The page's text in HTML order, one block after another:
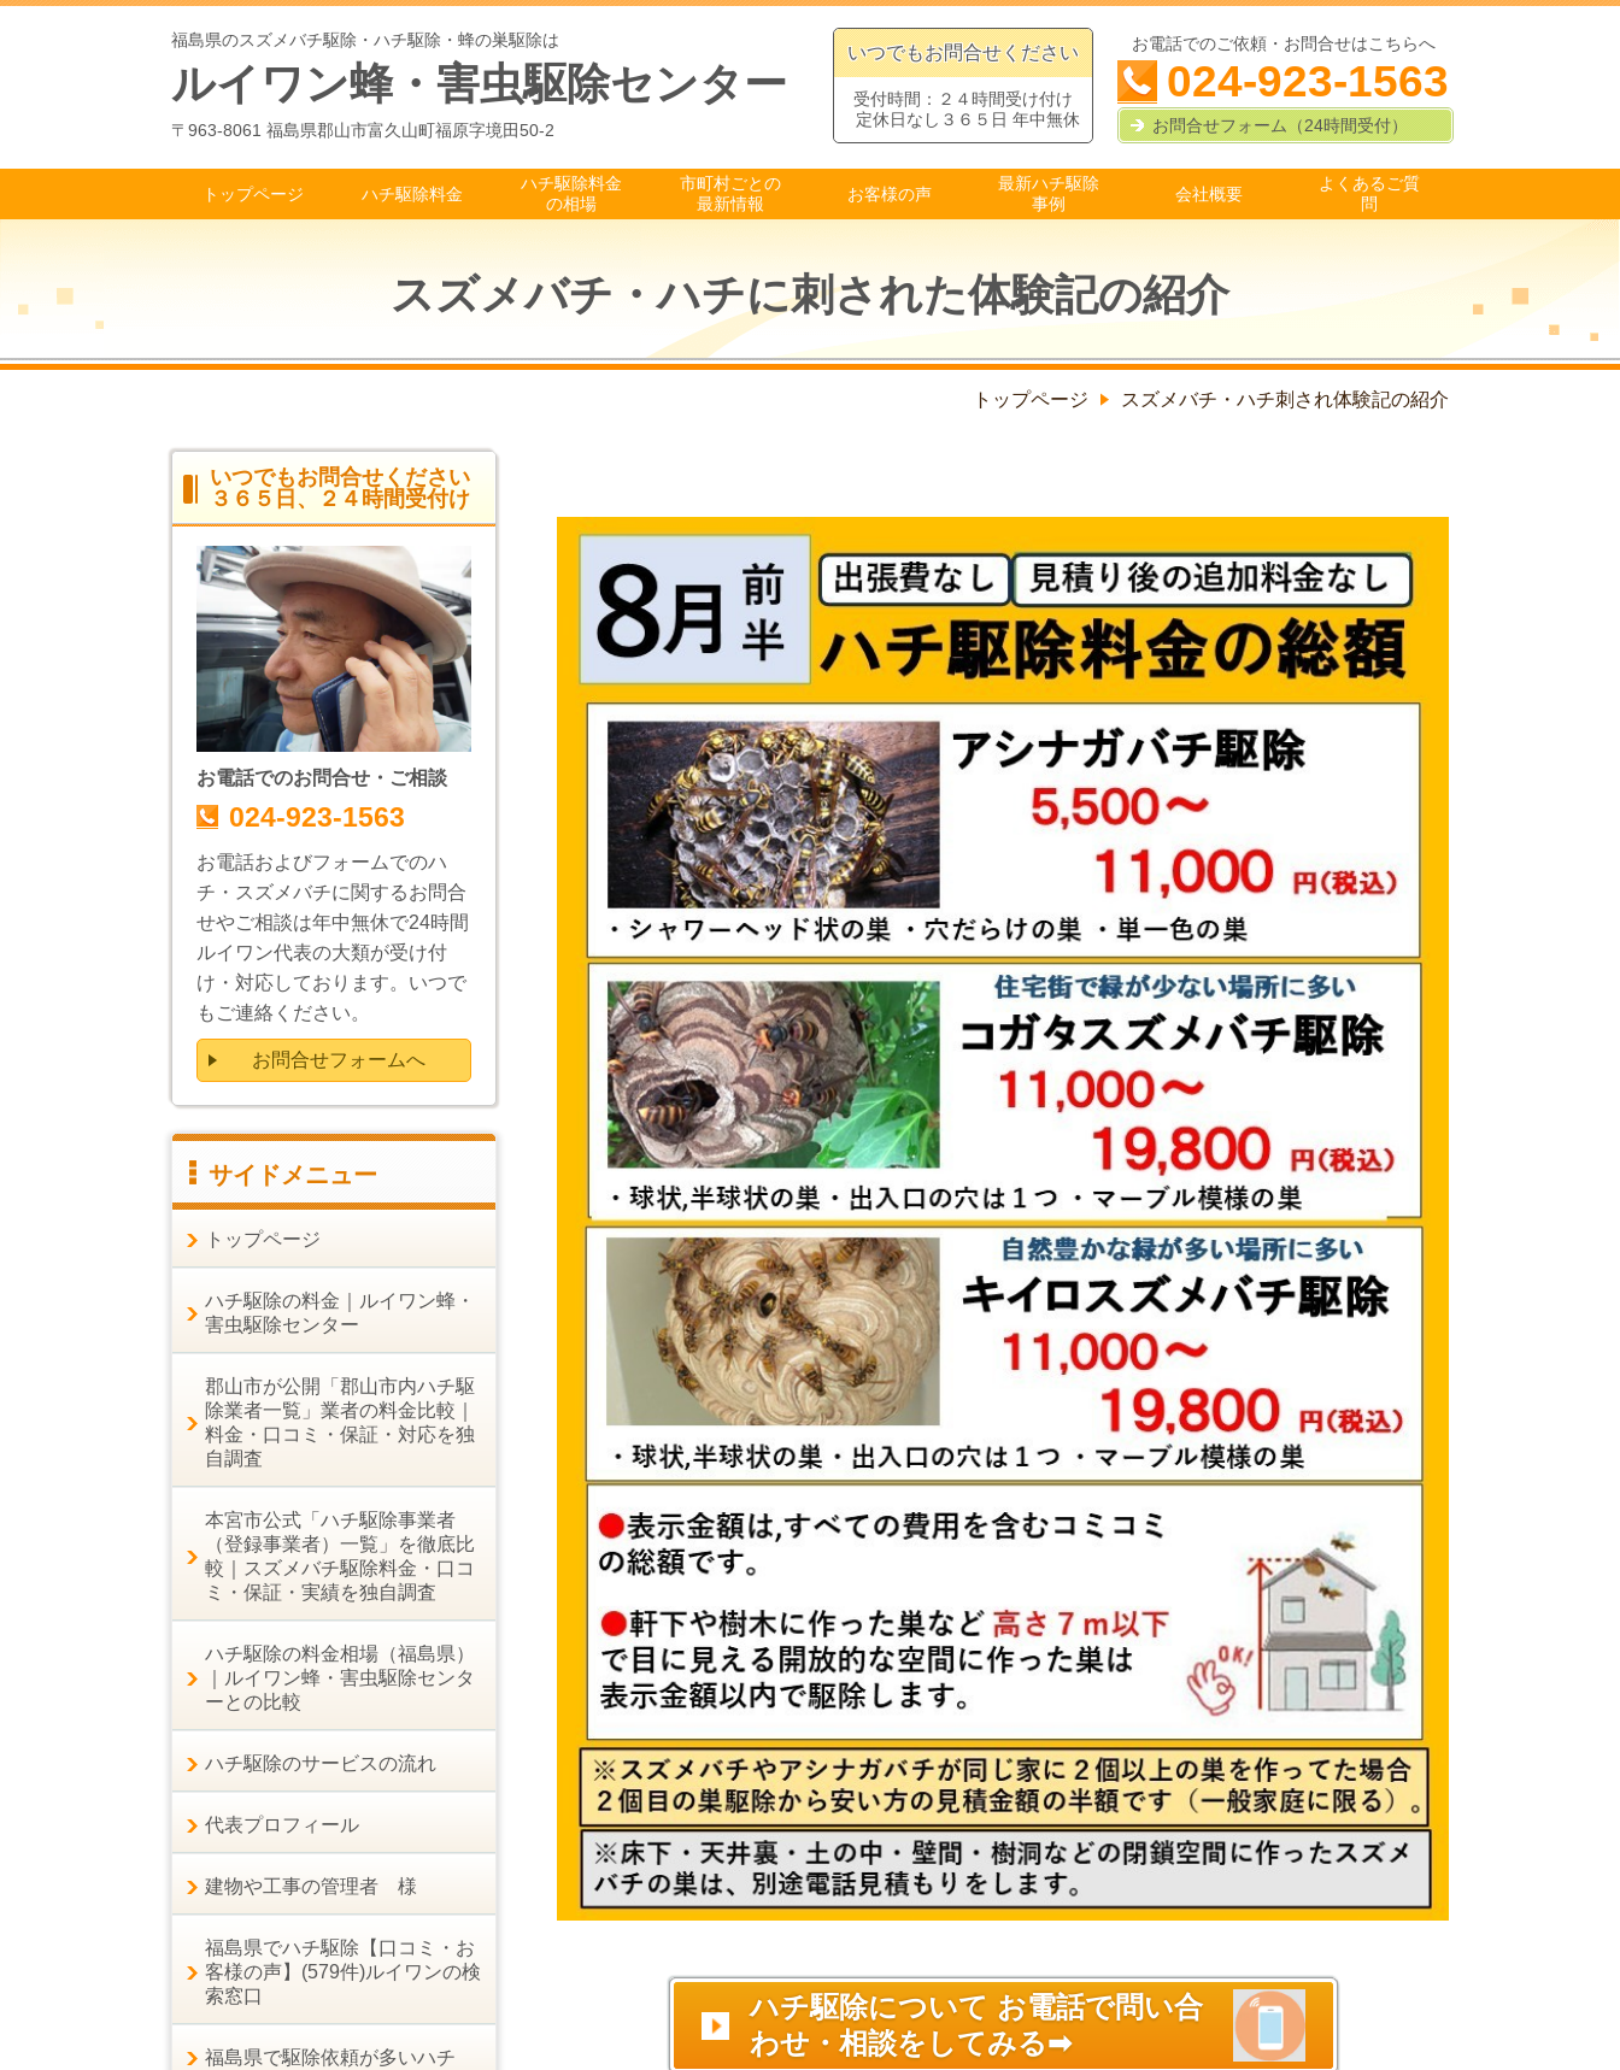
福島県のスズメバチ駆除・ハチ駆除・蜂の巣駆除は
ルイワン蜂・害虫駆除センター
〒963-8061 福島県郡山市富久山町福原字境田50-2
いつでもお問合せください
受付時間：２４時間受け付け
定休日なし３６５日 年中無休
お電話でのご依頼・お問合せはこちらへ
024-923-1563
お問合せフォーム（24時間受付）
トップページ ハチ駆除料金
ハチ駆除料金
の相場
市町村ごとの
最新情報
お客様の声
最新ハチ駆除
事例
会社概要
よくあるご質
問
スズメバチ・ハチに刺された体験記の紹介
トップページ スズメバチ・ハチ刺され体験記の紹介
ハチ駆除について お電話で問い合
わせ・相談をしてみる➡
いつでもお問合せください
３６５日、２４時間受付け
お電話でのお問合せ・ご相談
024-923-1563
お電話およびフォームでのハ
チ・スズメバチに関するお問合
せやご相談は年中無休で24時間
ルイワン代表の大類が受け付
け・対応しております。いつで
もご連絡ください。
お問合せフォームへ
サイドメニュー
トップページ
ハチ駆除の料金｜ルイワン蜂・
害虫駆除センター
郡山市が公開「郡山市内ハチ駆
除業者一覧」業者の料金比較｜
料金・口コミ・保証・対応を独
自調査
本宮市公式「ハチ駆除事業者
（登録事業者）一覧」を徹底比
較｜スズメバチ駆除料金・口コ
ミ・保証・実績を独自調査
ハチ駆除の料金相場（福島県）
｜ルイワン蜂・害虫駆除センタ
ーとの比較
ハチ駆除のサービスの流れ
代表プロフィール
建物や工事の管理者 様
福島県でハチ駆除【口コミ・お
客様の声】(579件)ルイワンの検
索窓口
福島県で駆除依頼が多いハチ